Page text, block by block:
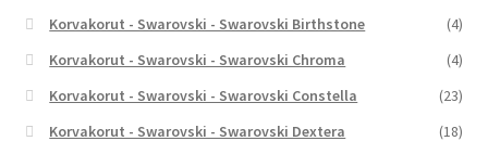
Korvakorut - Swarovski - Swarovski Birthstone
(4)
Korvakorut - Swarovski - Swarovski Chroma
(4)
Korvakorut - Swarovski - Swarovski Constella
(23)
Korvakorut - Swarovski - Swarovski Dextera
(18)